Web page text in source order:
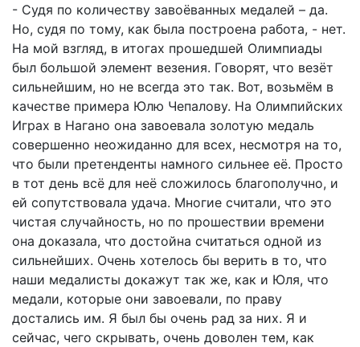
- Судя по количеству завоёванных медалей – да.
Но, судя по тому, как была построена работа, - нет.
На мой взгляд, в итогах прошедшей Олимпиады
был большой элемент везения. Говорят, что везёт
сильнейшим, но не всегда это так. Вот, возьмём в
качестве примера Юлю Чепалову. На Олимпийских
Играх в Нагано она завоевала золотую медаль
совершенно неожиданно для всех, несмотря на то,
что были претенденты намного сильнее её. Просто
в тот день всё для неё сложилось благополучно, и
ей сопутствовала удача. Многие считали, что это
чистая случайность, но по прошествии времени
она доказала, что достойна считаться одной из
сильнейших. Очень хотелось бы верить в то, что
наши медалисты докажут так же, как и Юля, что
медали, которые они завоевали, по праву
достались им. Я был бы очень рад за них. Я и
сейчас, чего скрывать, очень доволен тем, как